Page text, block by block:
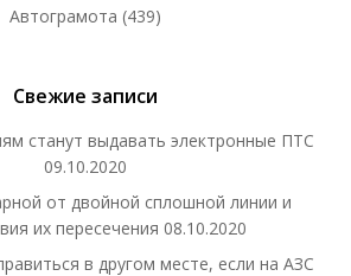
Автограмота (439)
Свежие записи
станут выдавать электронные ПТС
09.10.2020
от двойной сплошной линии и
их пересечения 08.10.2020
в другом месте, если на АЗС